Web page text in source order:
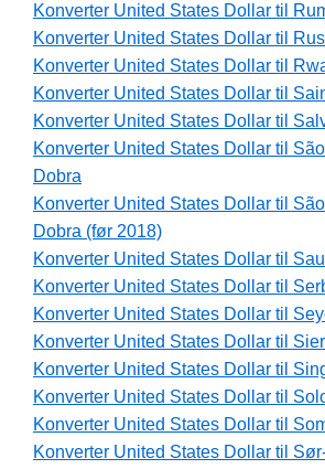
Konverter United States Dollar til
Konverter United States Dollar til
Konverter United States Dollar til
Konverter United States Dollar til
Konverter United States Dollar til
Konverter United States Dollar til
Dobra
Konverter United States Dollar til
Dobra (før 2018)
Konverter United States Dollar til
Konverter United States Dollar til
Konverter United States Dollar til
Konverter United States Dollar til
Konverter United States Dollar til
Konverter United States Dollar til
Konverter United States Dollar til
Konverter United States Dollar til